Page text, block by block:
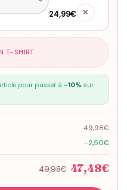
24,99€ ✕
T-SHIRT
pour passer à -10% sur
49,98€
-2,50€
49,98€ 47,48€